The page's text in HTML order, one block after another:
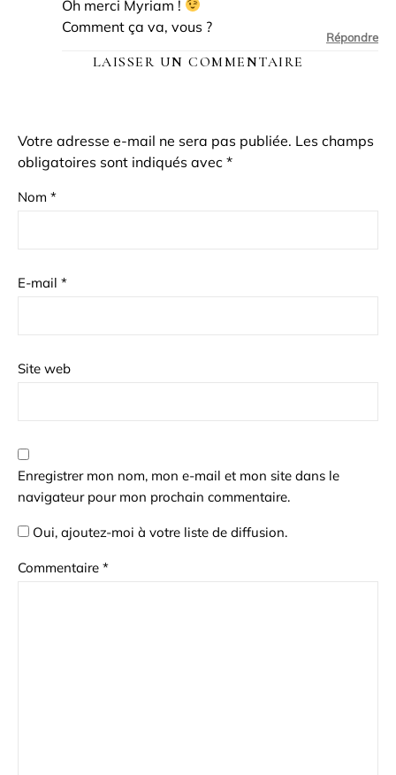
Oh merci Myriam !
Comment ça va, vous ?
Répondre
LAISSER UN COMMENTAIRE
Votre adresse e-mail ne sera pas publiée. Les champs
obligatoires sont indiqués avec *
Nom *
E-mail *
Site web
Enregistrer mon nom, mon e-mail et mon site dans le
navigateur pour mon prochain commentaire.
Oui, ajoutez-moi à votre liste de diffusion.
Commentaire *